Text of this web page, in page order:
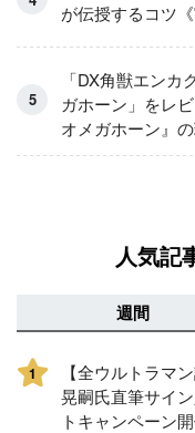
が伝授するコツ《
「DX角獣エンカ
ガホーン」をレ
オメガホーン』
人気記
週間
1
【全ウルトラマ
晃嗣氏直筆サイ
トキャンペーン開